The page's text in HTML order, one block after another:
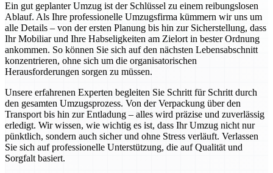
Ein gut geplanter Umzug ist der Schlüssel zu einem reibungslosen
Ablauf. Als Ihre professionelle Umzugsfirma kümmern wir uns um
alle Details – von der ersten Planung bis hin zur Sicherstellung, dass
Ihr Mobiliar und Ihre Habseligkeiten am Zielort in bester Ordnung
ankommen. So können Sie sich auf den nächsten Lebensabschnitt
konzentrieren, ohne sich um die organisatorischen
Herausforderungen sorgen zu müssen.
Unsere erfahrenen Experten begleiten Sie Schritt für Schritt durch
den gesamten Umzugsprozess. Von der Verpackung über den
Transport bis hin zur Entladung – alles wird präzise und zuverlässig
erledigt. Wir wissen, wie wichtig es ist, dass Ihr Umzug nicht nur
pünktlich, sondern auch sicher und ohne Stress verläuft. Verlassen
Sie sich auf professionelle Unterstützung, die auf Qualität und
Sorgfalt basiert.